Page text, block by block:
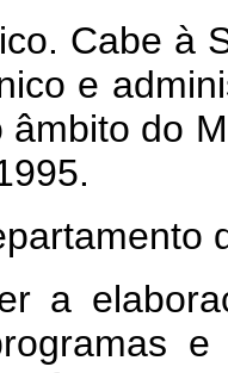
Cabe à
e
do